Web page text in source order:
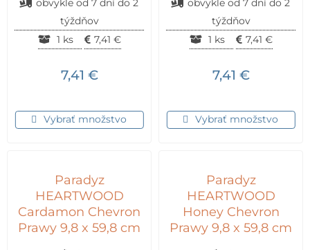
obvykle od 7 dní do 2
týždňov
1 ks
7,41 €
7,41 €
Vybrať množstvo
obvykle od 7 dní do 2
týždňov
1 ks
7,41 €
7,41 €
Vybrať množstvo
Paradyz
HEARTWOOD
Cardamon Chevron
Prawy 9,8 x 59,8 cm
Paradyz
HEARTWOOD
Honey Chevron
Prawy 9,8 x 59,8 cm